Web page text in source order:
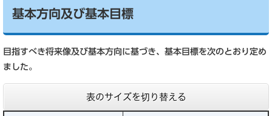
基本方向及び基本目標
目指すべき将来像及び基本方向に基づき、基本目標を次のとおり定め
ました。
表のサイズを切り替える